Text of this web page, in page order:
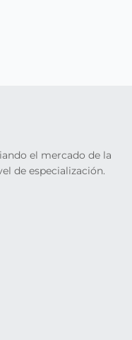
el mercado de la
de especialización.